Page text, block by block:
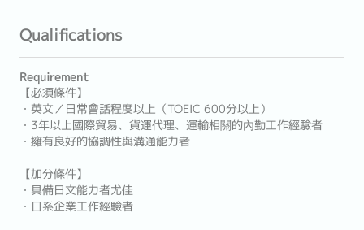
Qualifications
Requirement
【必須條件】
・英文／日常會話程度以上（TOEIC 600分以上）
・3年以上國際貿易、貨運代理、運輸相關的內勤工作經驗者
・擁有良好的協調性與溝通能力者
【加分條件】
・具備日文能力者尤佳
・日系企業工作經驗者